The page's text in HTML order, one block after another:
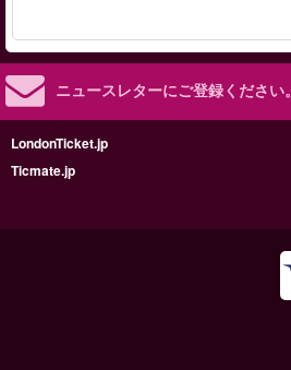
ニュースレターにご登録ください。
LondonTicket.jp
Ticmate.jp